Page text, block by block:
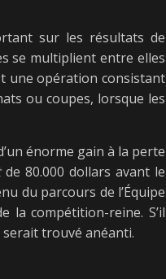
sur les résultats de
se multiplient entre elles
une opération consistant
ou coupes, lorsque les
énorme gain à la perte
de 80.000 dollars avant le
du parcours de l’Équipe
la compétition-reine. S’il
serait trouvé anéanti.